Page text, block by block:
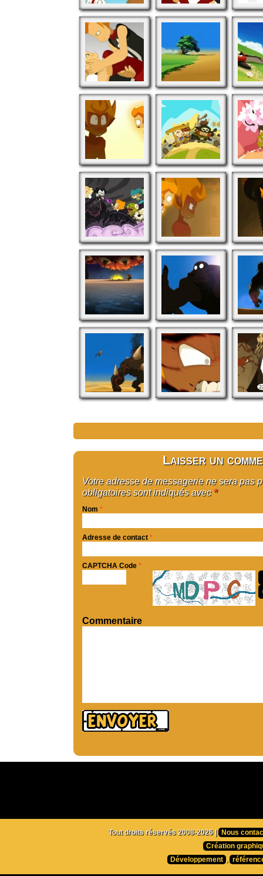
Laisser un
Votre adresse de messagerie ne sera pas
obligatoires sont indiqués avec *
Nom *
Adresse de contact *
CAPTCHA Code *
Commentaire
Tout droits réservés 2008-2026 |
Nous
Création
Développement ,